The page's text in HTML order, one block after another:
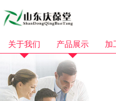
关于我们
企业资质
产品展示
化妆品
保健食品
加